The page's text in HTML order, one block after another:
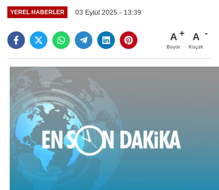
YEREL HABERLER 03 Eylül 2025 - 13:39
A
Büyüt
A
Küçült